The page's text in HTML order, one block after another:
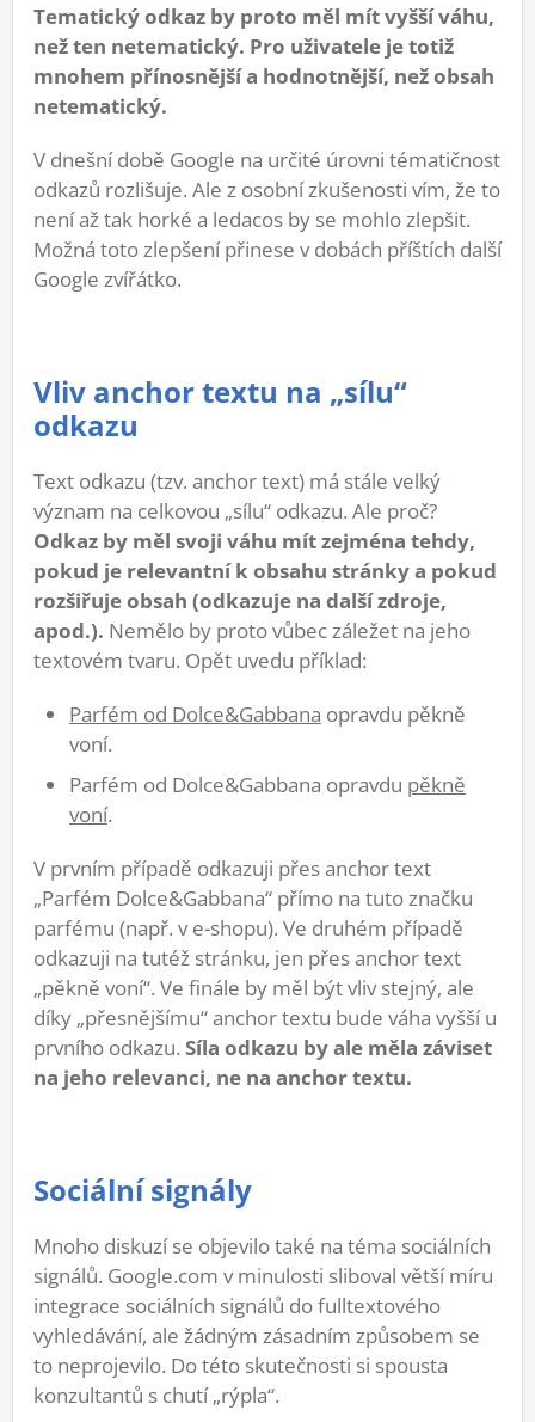
Tematický odkaz by proto měl mít vyšší váhu,
než ten netematický. Pro uživatele je totiž
mnohem přínosnější a hodnotnější, než obsah
netematický.
V dnešní době Google na určité úrovni tématičnost
odkazů rozlišuje. Ale z osobní zkušenosti vím, že to
není až tak horké a ledacos by se mohlo zlepšit.
Možná toto zlepšení přinese v dobách příštích další
Google zvířátko.
Vliv anchor textu na „sílu“
odkazu
Text odkazu (tzv. anchor text) má stále velký
význam na celkovou „sílu“ odkazu. Ale proč?
Odkaz by měl svoji váhu mít zejména tehdy,
pokud je relevantní k obsahu stránky a pokud
rozšiřuje obsah (odkazuje na další zdroje,
apod.). Nemělo by proto vůbec záležet na jeho
textovém tvaru. Opět uvedu příklad:
Parfém od Dolce&Gabbana opravdu pěkně
voní.
Parfém od Dolce&Gabbana opravdu pěkně
voní.
V prvním případě odkazuji přes anchor text
„Parfém Dolce&Gabbana“ přímo na tuto značku
parfému (např. v e-shopu). Ve druhém případě
odkazuji na tutéž stránku, jen přes anchor text
„pěkně voní“. Ve finále by měl být vliv stejný, ale
díky „přesnějšímu“ anchor textu bude váha vyšší u
prvního odkazu. Síla odkazu by ale měla záviset
na jeho relevanci, ne na anchor textu.
Sociální signály
Mnoho diskuzí se objevilo také na téma sociálních
signálů. Google.com v minulosti sliboval větší míru
integrace sociálních signálů do fulltextového
vyhledávání, ale žádným zásadním způsobem se
to neprojevilo. Do této skutečnosti si spousta
konzultantů s chutí „rýpla“.